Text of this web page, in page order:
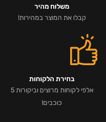
משלוח מהיר
קבלו את המוצר במהירות!
בחירת הלקוחות
אלפי לקוחות מרוצים וביקורות 5
כוכבים!